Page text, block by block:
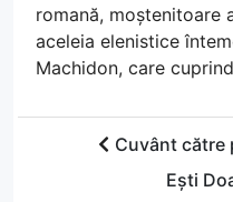
romană, moștenitoare
aceleia elenistice
Machidon, care
Cuvânt către
Ești